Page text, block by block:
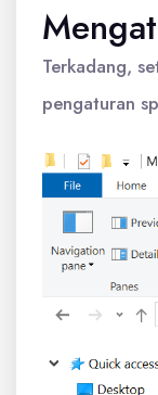
Terkadang,
pengaturan